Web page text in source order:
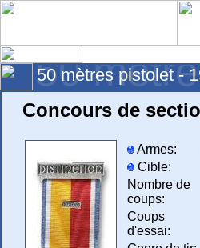
50
50 mètres pistolet -
Concours de
Armes:
Cible:
Nombre de
coups:
Coups
d'essai: